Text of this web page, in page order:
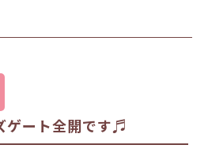
ゲート全開です♬